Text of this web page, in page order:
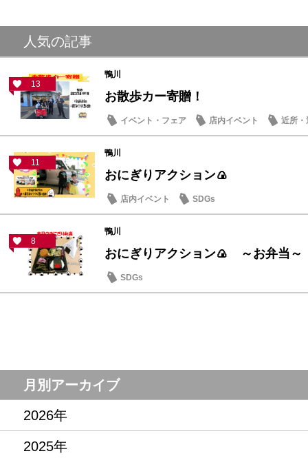
人気の記事
13
鴨川
お散歩カー寄贈！
イベント・フェア 店内イベント 近所・
11
鴨川
おにぎりアクション🍙
店内イベント SDGs
8
鴨川
おにぎりアクション🍙 ～お弁当～
SDGs
月別アーカイブ
2026年
2025年